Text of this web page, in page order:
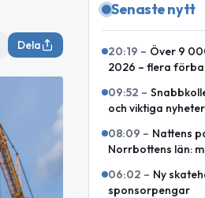
Dela
Senaste nytt
20:19 – Över 9
2026 – flera
09:52 –
och viktiga nyheter
08:09 – Nattens
Norrbottens län:
06:02 – Ny
sponsorpengar